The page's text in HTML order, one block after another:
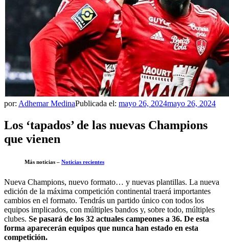
por: Adhemar MedinaPublicada el: mayo 26, 2024mayo 26, 2024
Los ‘tapados’ de las nuevas Champions
que vienen
Más noticias – Noticias recientes
Nueva Champions, nuevo formato… y nuevas plantillas. La nueva
edición de la máxima competición continental traerá importantes
cambios en el formato. Tendrás un partido único con todos los
equipos implicados, con múltiples bandos y, sobre todo, múltiples
clubes. Se pasará de los 32 actuales campeones a 36. De esta
forma aparecerán equipos que nunca han estado en esta
competición.